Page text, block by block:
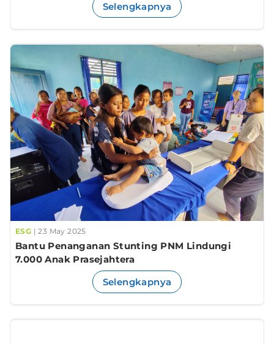
Selengkapnya
ESG | 23 May 2025
Bantu Penanganan Stunting PNM Lindungi
7.000 Anak Prasejahtera
Selengkapnya